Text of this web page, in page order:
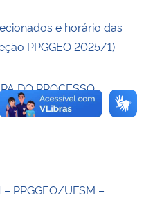
e horário das
PPGGEO 2025/1)
DO PROCESSO
2025/1
PPGGEO/UFSM –